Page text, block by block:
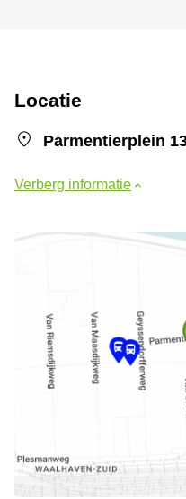
Locatie
Parmentierplein
Verberg informatie